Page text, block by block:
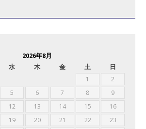
2026年8月
水 木 金 土 日
1
2
5 6 7 8
9
12 13 14 15
16
19 20 21 22
23